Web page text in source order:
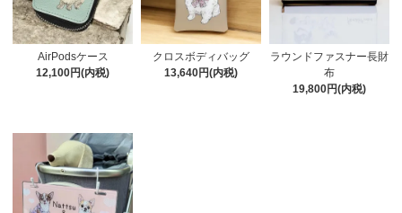
AirPodsケース
12,100円(内税)
クロスボディバッグ
13,640円(内税)
ラウンドファスナー長財
布
19,800円(内税)